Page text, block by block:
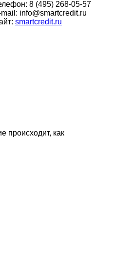
8 (495) 268-05-57
mail: info@smartcredit.ru
smartcredit.ru
происходит, как